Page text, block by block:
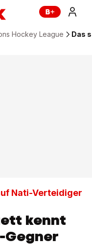
Hockey League Das
Nati-Verteidiger
kennt
Gegner